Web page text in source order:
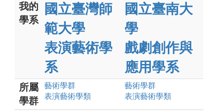
我的
學系
國立臺灣師
範大學
表演藝術學
系
國立臺南大
學
戲劇創作與
應用學系
所屬
學群
藝術學群
表演藝術學類
藝術學群
表演藝術學類